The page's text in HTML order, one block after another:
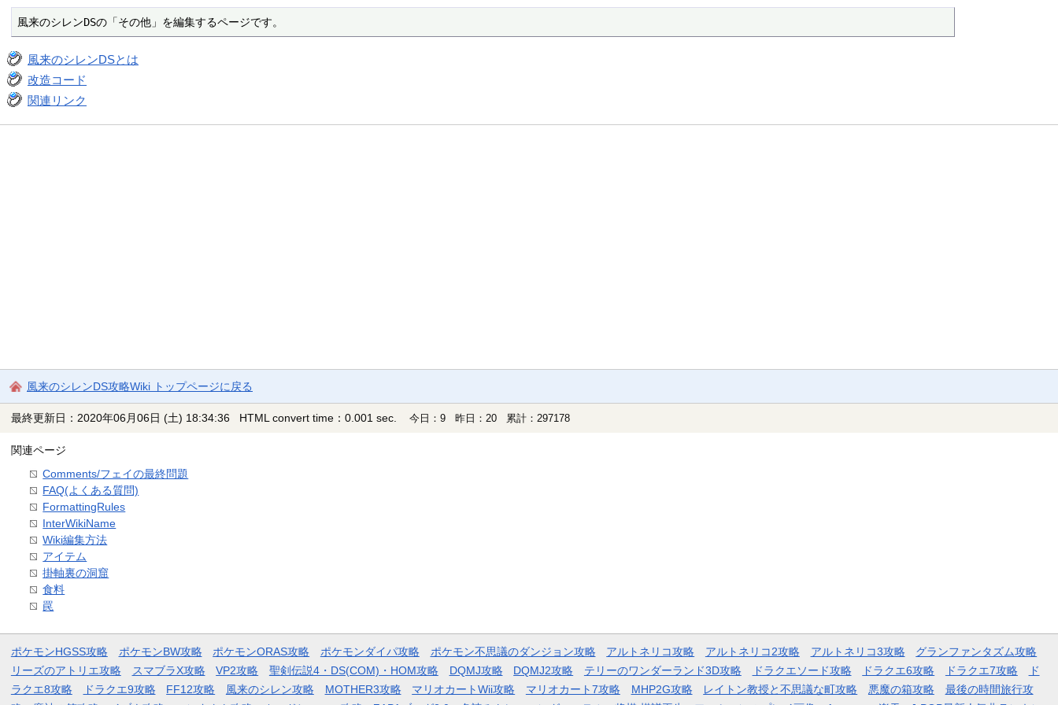
風来のシレンDSの「その他」を編集するページです。
風来のシレンDSとは
改造コード
関連リンク
風来のシレンDS攻略Wiki トップページに戻る
最終更新日：2020年06月06日 (土) 18:34:36 HTML convert time：0.001 sec. 今日：9 昨日：20 累計：297178
関連ページ
Comments/フェイの最終問題
FAQ(よくある質問)
FormattingRules
InterWikiName
Wiki編集方法
アイテム
掛軸裏の洞窟
食料
罠
ポケモンHGSS攻略 ポケモンBW攻略 ポケモンORAS攻略 ポケモンダイパ攻略 ポケモン不思議のダンジョン攻略 アルトネリコ攻略 アルトネリコ2攻略 アルトネリコ3攻略
グランファンタズム攻略
リーズのアトリエ攻略
スマブラX攻略 VP2攻略 聖剣伝説4・DS(COM)・HOM攻略 DQMJ攻略 DQMJ2攻略 テリーのワンダーランド3D攻略 ドラクエソード攻略 ドラクエ6攻略 ドラクエ7攻略
ド
ラクエ8攻略
ドラクエ9攻略 FF12攻略 風来のシレン攻略 MOTHER3攻略 マリオカートWii攻略 マリオカート7攻略 MHP2G攻略 レイトン教授と不思議な町攻略 悪魔の箱攻略
最後の時間旅行攻